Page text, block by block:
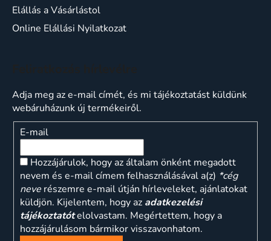
Elállás a Vásárlástol
Online Elállási Nyilatkozat
Adja meg az e-mail címét, és mi tájékoztatást küldünk
webáruházunk új termékeiről.
E-mail
Hozzájárulok, hogy az általam önként megadott
nevem és e-mail címem felhasználásával a(z) *cég
neve részemre e-mail útján hírleveleket, ajánlatokat
küldjön. Kijelentem, hogy az adatkezelési
tájékoztatótelolvastam. Megértettem, hogy a
hozzájárulásom bármikor visszavonhatom.